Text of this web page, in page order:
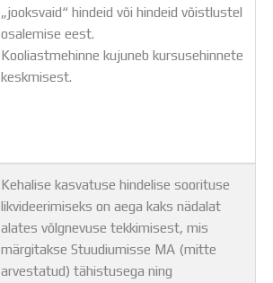
„jooksvaid“ hindeid või hindeid võistlustel
osalemise eest.
Kooliastmehinne kujuneb kursusehinnete
keskmisest.
Kehalise kasvatuse hindelise soorituse
likvideerimiseks on aega kaks nädalat
alates võlgnevuse tekkimisest, mis
märgitakse Stuudiumisse MA (mitte
arvestatud) tähistusega ning